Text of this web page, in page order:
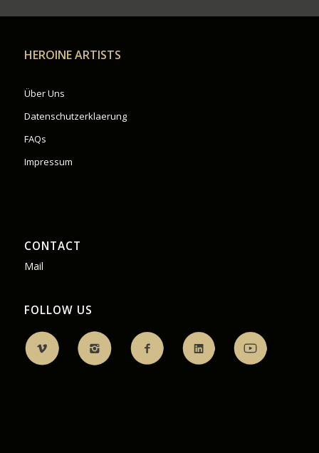
HEROINE ARTISTS
Über Uns
Datenschutzerklaerung
FAQs
Impressum
CONTACT
Mail
FOLLOW US